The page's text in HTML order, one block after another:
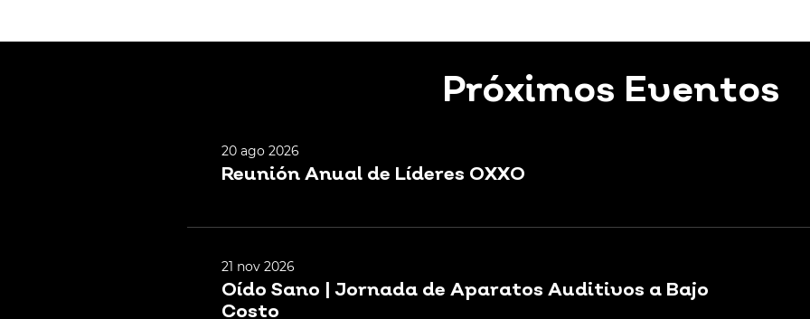
Próximos Eventos
20 ago 2026
Reunión Anual de Líderes OXXO
21 nov 2026
Oído Sano | Jornada de Aparatos Auditivos a Bajo
Costo